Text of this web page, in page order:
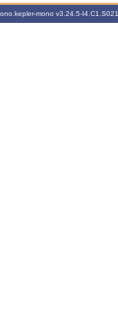
mono v3.24.5-I4.C1.S021